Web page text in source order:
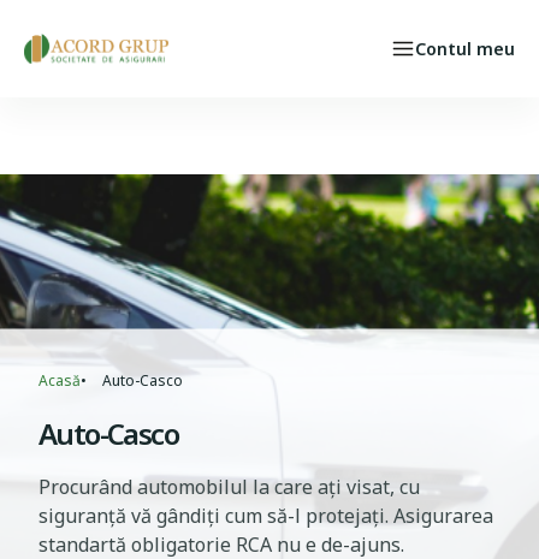
Contul meu
Breadcrumb
Acasă Auto-Casco
Auto-Casco
Procurând automobilul la care ați visat, cu
siguranță vă gândiți cum să-l protejați. Asigurarea
standartă obligatorie RCA nu e de-ajuns.